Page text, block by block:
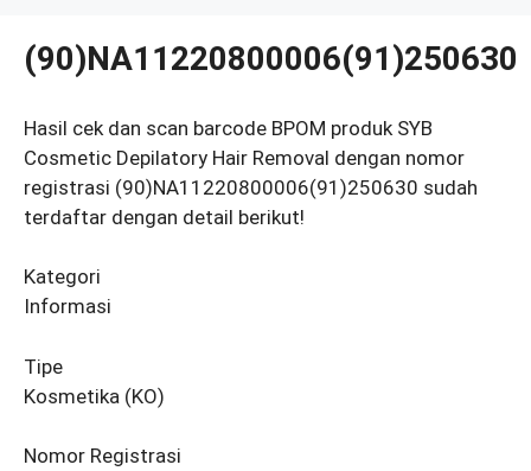
(90)NA11220800006(91)250630
Hasil cek dan scan barcode BPOM produk SYB
Cosmetic Depilatory Hair Removal dengan nomor
registrasi (90)NA11220800006(91)250630 sudah
terdaftar dengan detail berikut!
Kategori
Informasi
Tipe
Kosmetika (KO)
Nomor Registrasi